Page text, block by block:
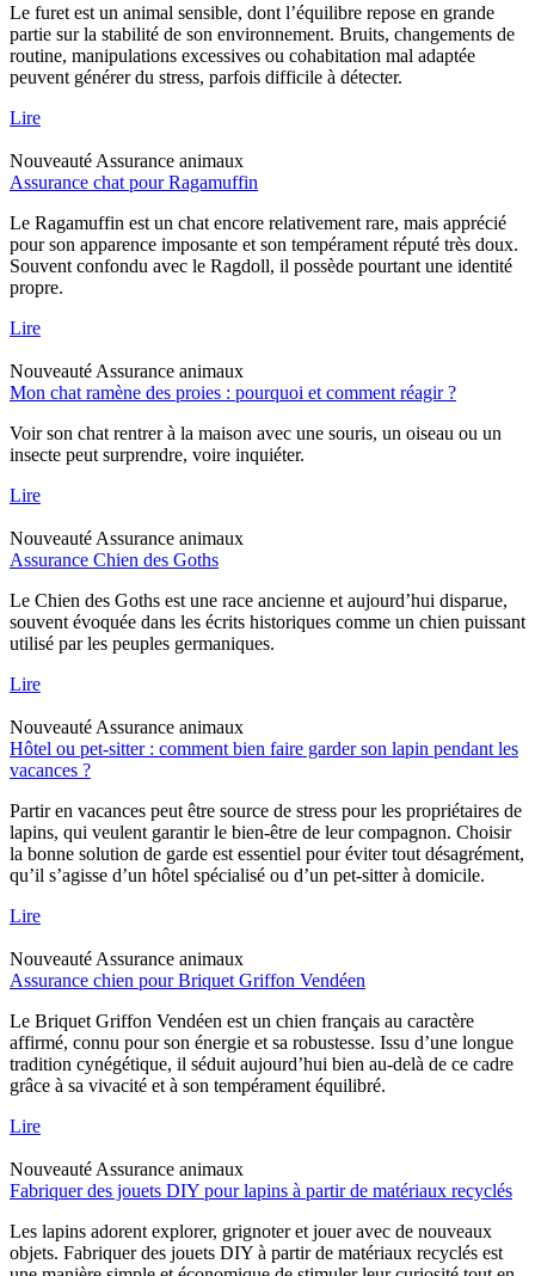
Le furet est un animal sensible, dont l’équilibre repose en grande
partie sur la stabilité de son environnement. Bruits, changements de
routine, manipulations excessives ou cohabitation mal adaptée
peuvent générer du stress, parfois difficile à détecter.
Lire
Nouveauté Assurance animaux
Assurance chat pour Ragamuffin
Le Ragamuffin est un chat encore relativement rare, mais apprécié
pour son apparence imposante et son tempérament réputé très doux.
Souvent confondu avec le Ragdoll, il possède pourtant une identité
propre.
Lire
Nouveauté Assurance animaux
Mon chat ramène des proies : pourquoi et comment réagir ?
Voir son chat rentrer à la maison avec une souris, un oiseau ou un
insecte peut surprendre, voire inquiéter.
Lire
Nouveauté Assurance animaux
Assurance Chien des Goths
Le Chien des Goths est une race ancienne et aujourd’hui disparue,
souvent évoquée dans les écrits historiques comme un chien puissant
utilisé par les peuples germaniques.
Lire
Nouveauté Assurance animaux
Hôtel ou pet-sitter : comment bien faire garder son lapin pendant les
vacances ?
Partir en vacances peut être source de stress pour les propriétaires de
lapins, qui veulent garantir le bien-être de leur compagnon. Choisir
la bonne solution de garde est essentiel pour éviter tout désagrément,
qu’il s’agisse d’un hôtel spécialisé ou d’un pet-sitter à domicile.
Lire
Nouveauté Assurance animaux
Assurance chien pour Briquet Griffon Vendéen
Le Briquet Griffon Vendéen est un chien français au caractère
affirmé, connu pour son énergie et sa robustesse. Issu d’une longue
tradition cynégétique, il séduit aujourd’hui bien au-delà de ce cadre
grâce à sa vivacité et à son tempérament équilibré.
Lire
Nouveauté Assurance animaux
Fabriquer des jouets DIY pour lapins à partir de matériaux recyclés
Les lapins adorent explorer, grignoter et jouer avec de nouveaux
objets. Fabriquer des jouets DIY à partir de matériaux recyclés est